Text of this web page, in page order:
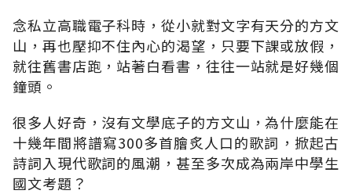
念私立高職電子科時，從小就對文字有天分的方文
山，再也壓抑不住內心的渴望，只要下課或放假，
就往舊書店跑，站著白看書，往往一站就是好幾個
鐘頭。
很多人好奇，沒有文學底子的方文山，為什麼能在
十幾年間將譜寫300多首膾炙人口的歌詞，掀起古
詩詞入現代歌詞的風潮，甚至多次成為兩岸中學生
國文考題？